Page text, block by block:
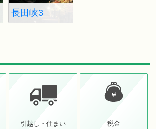
長田峡3
引越し・住まい 税金